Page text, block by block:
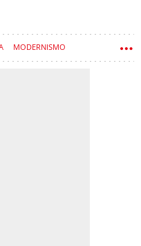
MODERNISMO